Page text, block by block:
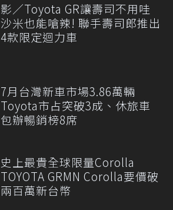
影／Toyota GR讓壽司不用哇
沙米也能嗆辣! 聯手壽司郎推出
4款限定迴力車
7月台灣新車市場3.86萬輛
Toyota市占突破3成、休旅車
包辦暢銷榜8席
史上最貴全球限量Corolla
TOYOTA GRMN Corolla要價破
兩百萬新台幣